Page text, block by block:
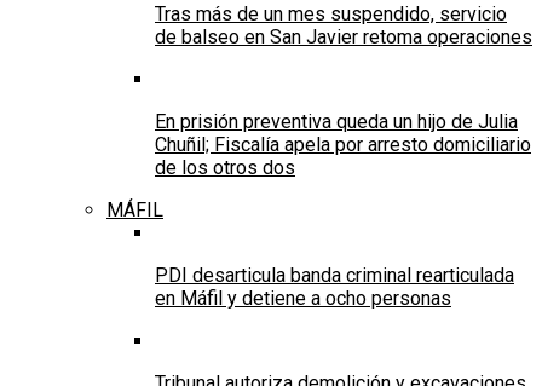
Tras más de un mes suspendido, servicio
de balseo en San Javier retoma operaciones
En prisión preventiva queda un hijo de Julia
Chuñil; Fiscalía apela por arresto domiciliario
de los otros dos
MÁFIL
PDI desarticula banda criminal rearticulada
en Máfil y detiene a ocho personas